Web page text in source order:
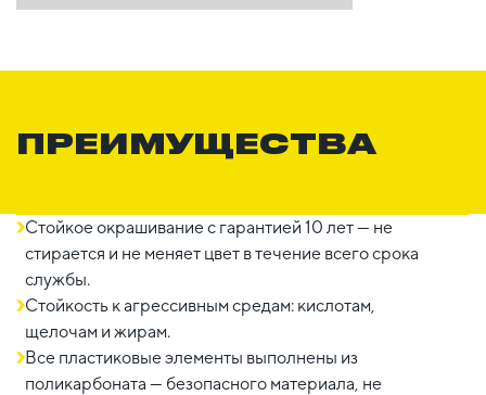
ПРЕИМУЩЕСТВА
Стойкое окрашивание с гарантией 10 лет — не
стирается и не меняет цвет в течение всего срока
службы.
Стойкость к агрессивным средам: кислотам,
щелочам и жирам.
Все пластиковые элементы выполнены из
поликарбоната — безопасного материала, не